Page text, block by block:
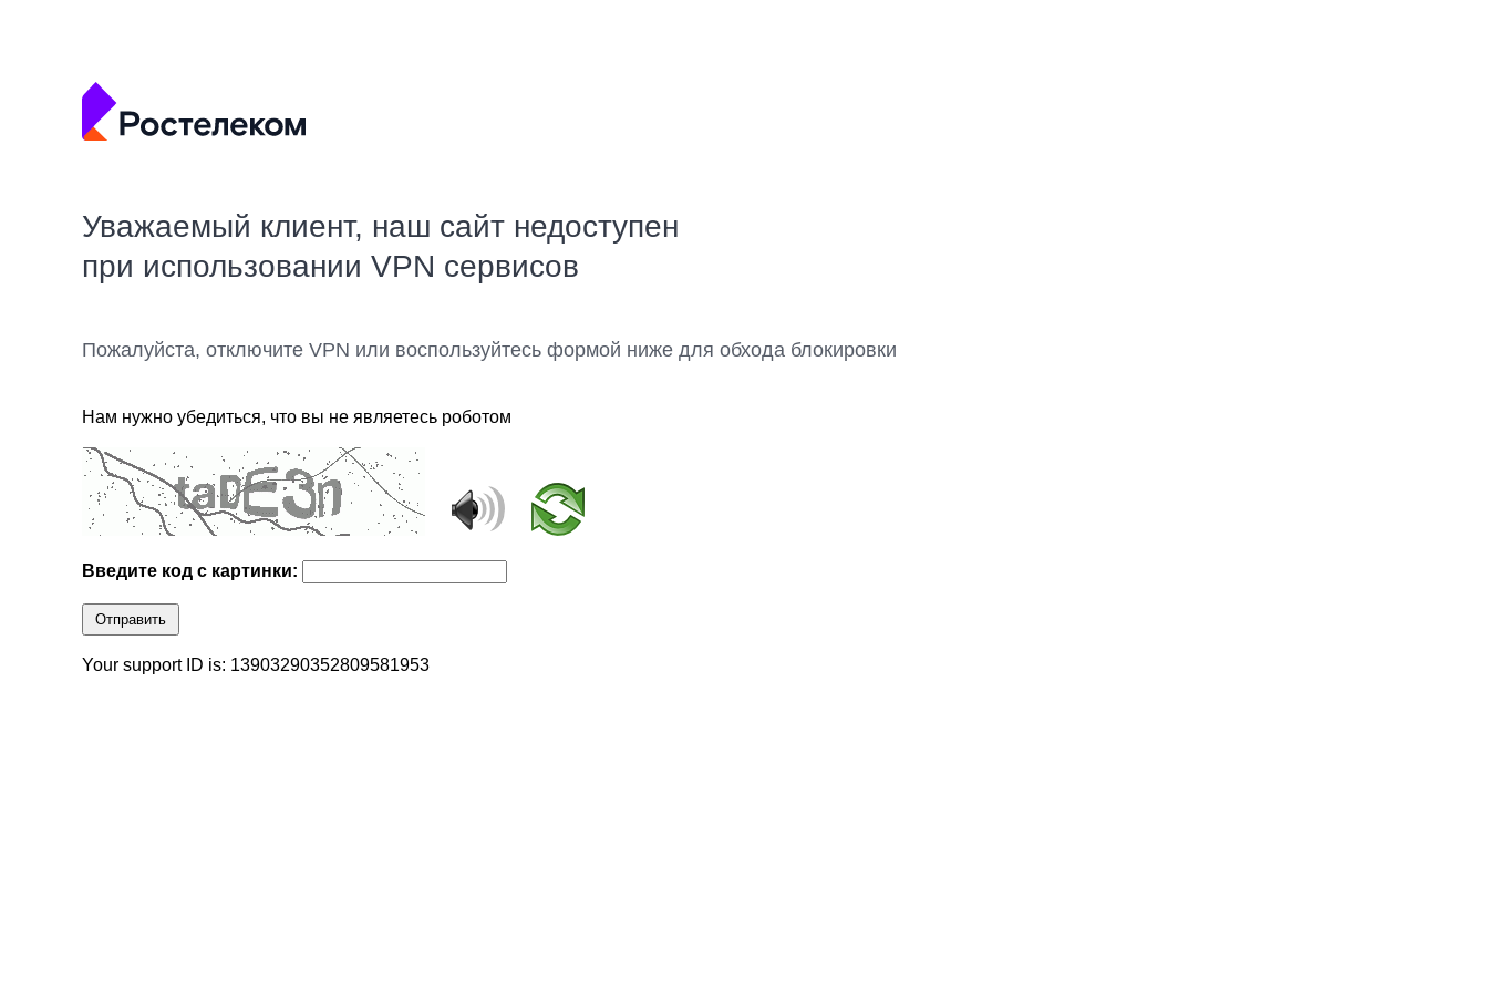
Уважаемый клиент, наш сайт недоступен
при использовании VPN сервисов
Пожалуйста, отключите VPN или воспользуйтесь формой ниже для обхода блокировки
Нам нужно убедиться, что вы не являетесь роботом
Введите код с картинки:
Отправить
Your support ID is: 13903290352809581953